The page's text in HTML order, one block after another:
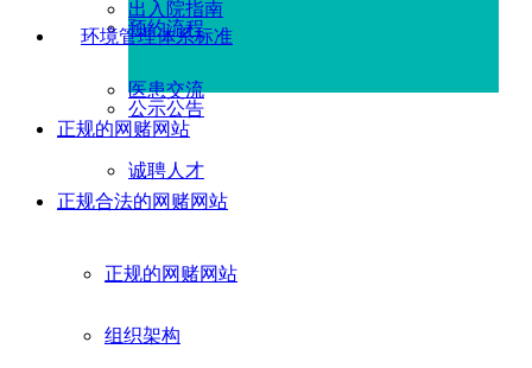
出入院指南
预约流程
医患交流
环境管理体系标准
公示公告
诚聘人才
正规的网赌网站
正规合法的网赌网站
正规的网赌网站
组织架构